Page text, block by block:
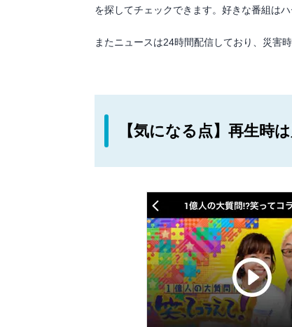
を探してチェックできます。好きな番組は
またニュースは24時間配信しており、災害
【気になる点】再生時